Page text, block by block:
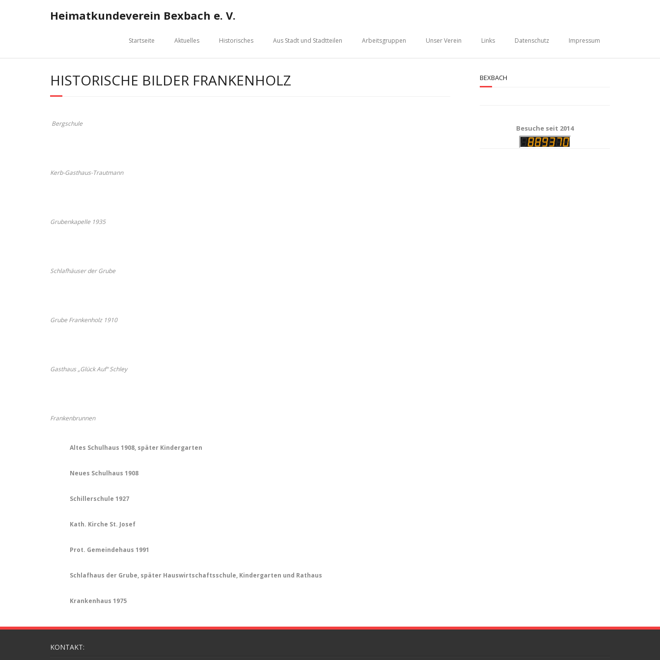
Heimatkundeverein Bexbach e. V.
Startseite Aktuelles Historisches Aus Stadt und Stadtteilen Arbeitsgruppen Unser Verein Links Datenschutz Impressum
HISTORISCHE BILDER FRANKENHOLZ
Bergschule
Kerb-Gasthaus-Trautmann
Grubenkapelle 1935
Schlafhäuser der Grube
Grube Frankenholz 1910
Gasthaus „Glück Auf“ Schley
Frankenbrunnen
Altes Schulhaus 1908, später Kindergarten
Neues Schulhaus 1908
Schillerschule 1927
Kath. Kirche St. Josef
Prot. Gemeindehaus 1991
Schlafhaus der Grube, später Hauswirtschaftsschule, Kindergarten und Rathaus
Krankenhaus 1975
BEXBACH
Besuche seit 2014
KONTAKT: